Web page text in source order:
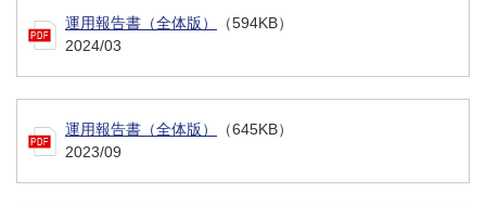
運用報告書（全体版）
（594KB）
2024/03
運用報告書（全体版）
（645KB）
2023/09